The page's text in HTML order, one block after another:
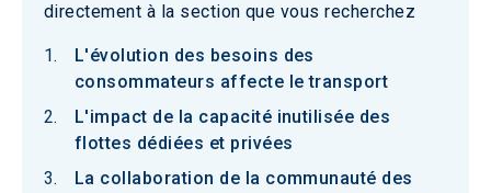
directement à la section que vous recherchez
L'évolution des besoins des
consommateurs affecte le transport
L'impact de la capacité inutilisée des
flottes dédiées et privées
La collaboration de la communauté des